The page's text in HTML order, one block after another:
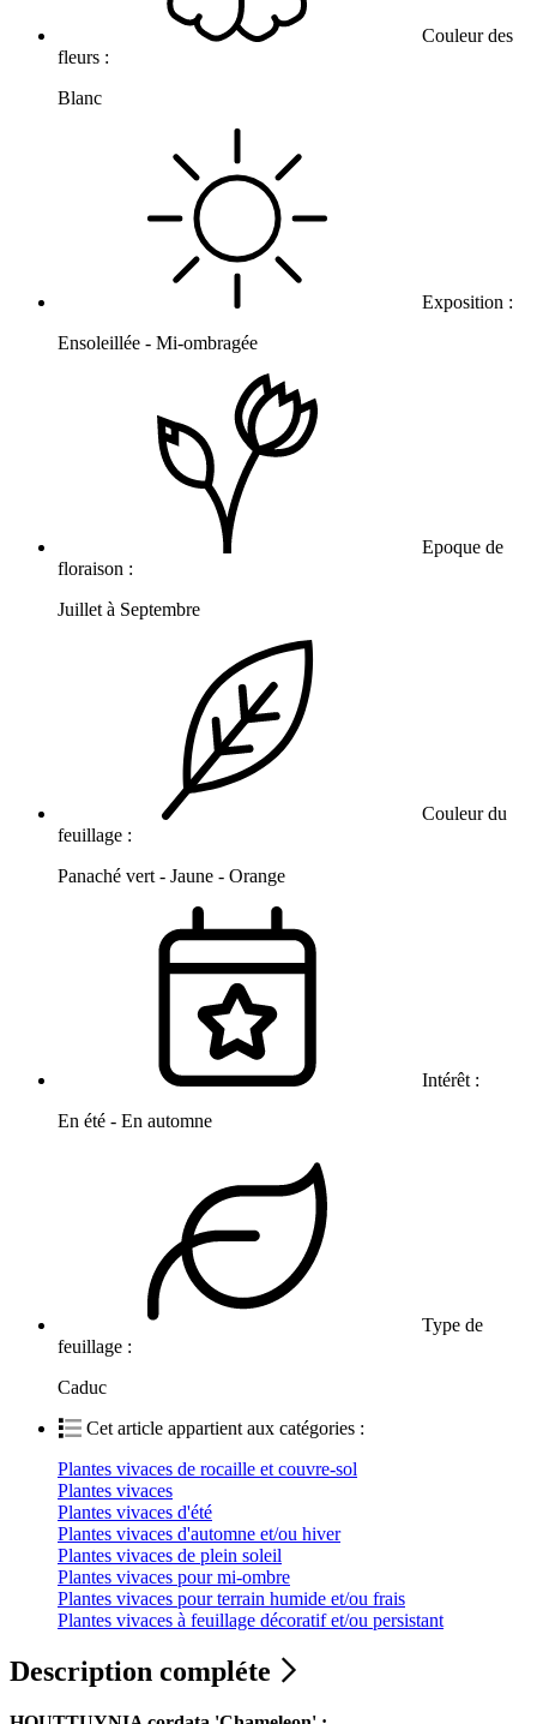
Couleur des
fleurs :
Blanc
Exposition :
Ensoleillée - Mi-ombragée
Epoque de
floraison :
Juillet à Septembre
Couleur du
feuillage :
Panaché vert - Jaune - Orange
Intérêt :
En été - En automne
Type de
feuillage :
Caduc
Cet article appartient aux catégories :
Plantes vivaces de rocaille et couvre-sol
Plantes vivaces
Plantes vivaces d'été
Plantes vivaces d'automne et/ou hiver
Plantes vivaces de plein soleil
Plantes vivaces pour mi-ombre
Plantes vivaces pour terrain humide et/ou frais
Plantes vivaces à feuillage décoratif et/ou persistant
Description compléte